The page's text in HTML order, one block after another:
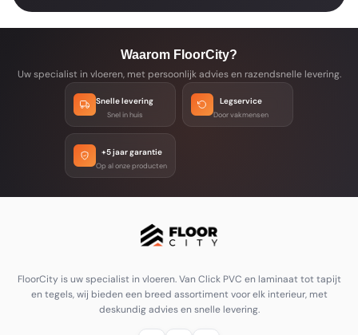
Waarom FloorCity?
Uw specialist in vloeren, met persoonlijk advies en razendsnelle levering.
Snelle levering
Snel in huis
Legservice
Door vakmensen
+5 jaar garantie
Op al onze producten
FloorCity is uw specialist in vloeren. Van Click PVC en laminaat tot tapijt
en tegels, wij bieden een breed assortiment voor elk interieur, met
deskundig advies en snelle levering.